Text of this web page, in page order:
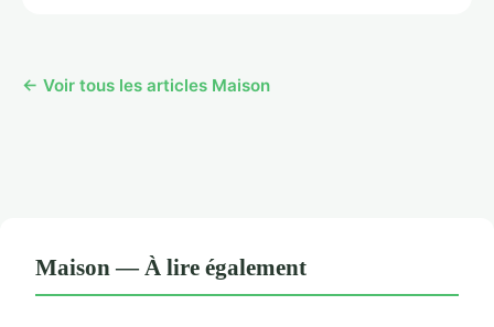
← Voir tous les articles Maison
Maison — À lire également